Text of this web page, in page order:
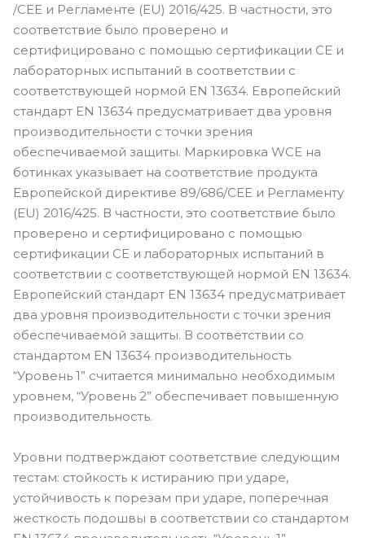
/CEE и Регламенте (EU) 2016/425. В частности, это
соответствие было проверено и
сертифицировано с помощью сертификации CE и
лабораторных испытаний в соответствии с
соответствующей нормой EN 13634. Европейский
стандарт EN 13634 предусматривает два уровня
производительности с точки зрения
обеспечиваемой защиты. Маркировка WCE на
ботинках указывает на соответствие продукта
Европейской директиве 89/686/CEE и Регламенту
(EU) 2016/425. В частности, это соответствие было
проверено и сертифицировано с помощью
сертификации CE и лабораторных испытаний в
соответствии с соответствующей нормой EN 13634.
Европейский стандарт EN 13634 предусматривает
два уровня производительности с точки зрения
обеспечиваемой защиты. В соответствии со
стандартом EN 13634 производительность
“Уровень 1” считается минимально необходимым
уровнем, “Уровень 2” обеспечивает повышенную
производительность.
Уровни подтверждают соответствие следующим
тестам: стойкость к истиранию при ударе,
устойчивость к порезам при ударе, поперечная
жесткость подошвы в соответствии со стандартом